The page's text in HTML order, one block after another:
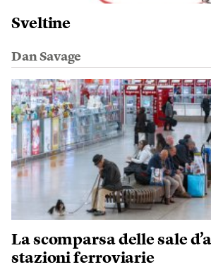
Sveltine
Dan Savage
La scomparsa delle sale
stazioni ferroviarie